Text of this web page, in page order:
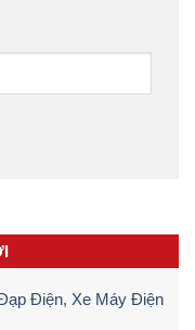
Điện, Xe Máy Điện